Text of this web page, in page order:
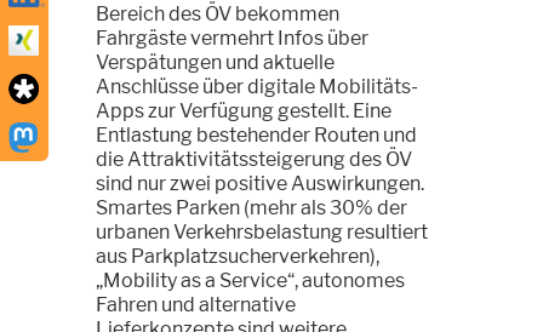
Bereich des ÖV bekommen
Fahrgäste vermehrt Infos über
Verspätungen und aktuelle
Anschlüsse über digitale Mobilitäts-
Apps zur Verfügung gestellt. Eine
Entlastung bestehender Routen und
die Attraktivitätssteigerung des ÖV
sind nur zwei positive Auswirkungen.
Smartes Parken (mehr als 30% der
urbanen Verkehrsbelastung resultiert
aus Parkplatzsucherverkehren),
„Mobility as a Service“, autonomes
Fahren und alternative